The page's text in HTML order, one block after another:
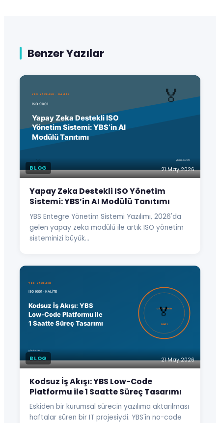
Benzer Yazılar
BLOG 21 May 2026
Yapay Zeka Destekli ISO Yönetim
Sistemi: YBS’in AI Modülü Tanıtımı
YBS Entegre Yönetim Sistemi Yazılımı, 2026'da
gelen yapay zeka modülü ile artık ISO yönetim
sisteminizi büyük…
BLOG 21 May 2026
Kodsuz İş Akışı: YBS Low-Code
Platformu ile 1 Saatte Süreç Tasarımı
Eskiden bir kurumsal sürecin yazılıma aktarılması
haftalar süren bir IT projesiydi. YBS'in no-code